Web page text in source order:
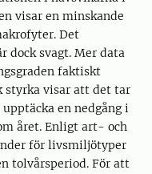
visar en minskande
Det
dock svagt. Mer data
faktiskt
styrka visar att det tar
en nedgång i
året. Enligt art- och
för livsmiljötyper
tolvårsperiod. För att